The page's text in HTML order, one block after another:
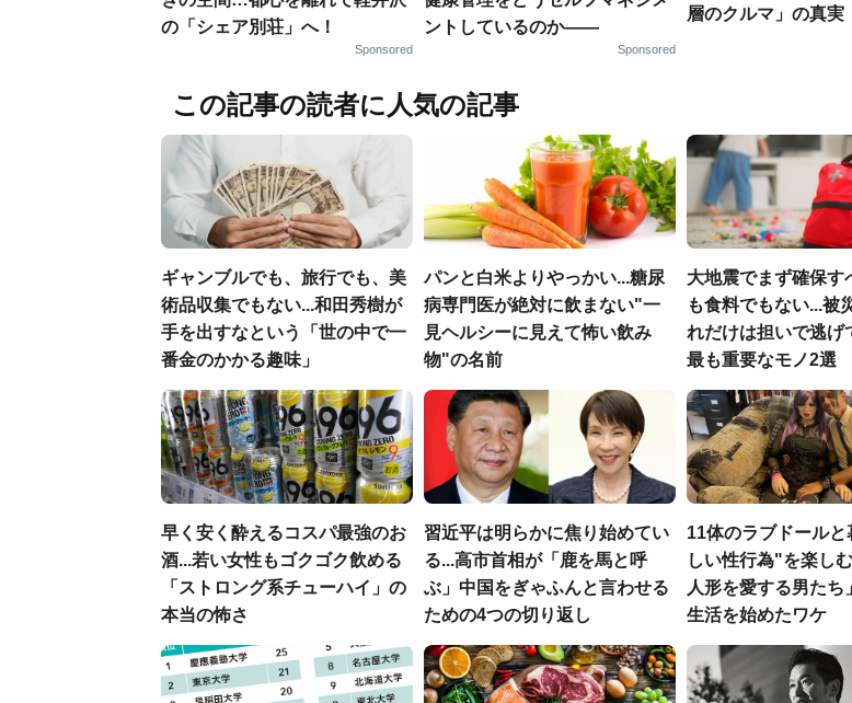
の「シェア別荘」へ！
Sponsored
ントしているのか——
Sponsored
層のクルマ」の真実
この記事の読者に人気の記事
ギャンブルでも、旅行でも、美
術品収集でもない...和田秀樹が
手を出すなという「世の中で一
番金のかかる趣味」
パンと白米よりやっかい...糖尿
病専門医が絶対に飲まない"一
見ヘルシーに見えて怖い飲み
物"の名前
大地震でまず確保す
も食料でもない...被
れだけは担いで逃げ
最も重要なモノ2選
早く安く酔えるコスパ最強のお
酒...若い女性もゴクゴク飲める
「ストロング系チューハイ」の
本当の怖さ
習近平は明らかに焦り始めてい
る...高市首相が「鹿を馬と呼
ぶ」中国をぎゃふんと言わせる
ための4つの切り返し
11体のラブドール
しい性行為"を楽し
人形を愛する男たち
生活を始めたワケ